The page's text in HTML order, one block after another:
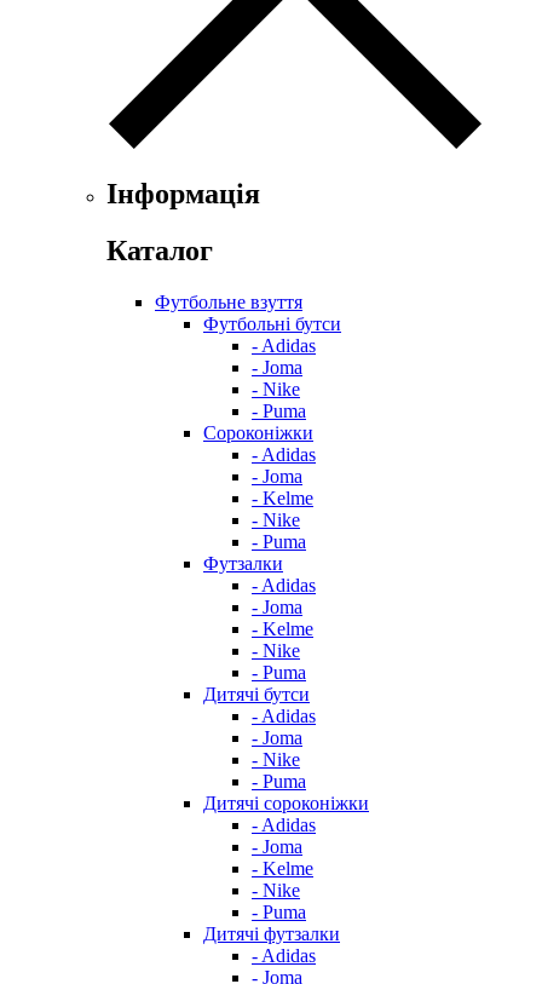
Інформація
Каталог
Футбольне взуття
Футбольні бутси
- Adidas
- Joma
- Nike
- Puma
Сороконіжки
- Adidas
- Joma
- Kelme
- Nike
- Puma
Футзалки
- Adidas
- Joma
- Kelme
- Nike
- Puma
Дитячі бутси
- Adidas
- Joma
- Nike
- Puma
Дитячі сороконіжки
- Adidas
- Joma
- Kelme
- Nike
- Puma
Дитячі футзалки
- Adidas
- Joma